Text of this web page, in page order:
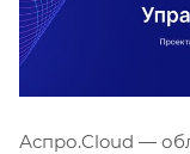
Аспро.Cloud —